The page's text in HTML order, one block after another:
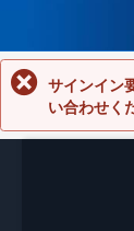
サインイン
い合わせく